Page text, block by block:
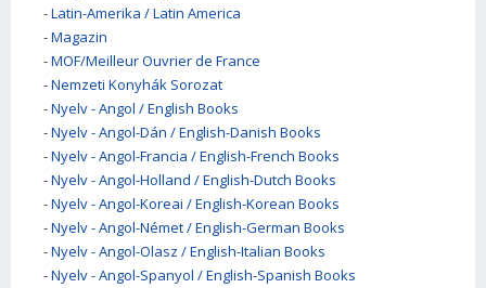
-Latin-Amerika / Latin America
-Magazin
-MOF/Meilleur Ouvrier de France
-Nemzeti Konyhák Sorozat
-Nyelv - Angol / English Books
-Nyelv - Angol-Dán / English-Danish Books
-Nyelv - Angol-Francia / English-French Books
-Nyelv - Angol-Holland / English-Dutch Books
-Nyelv - Angol-Koreai / English-Korean Books
-Nyelv - Angol-Német / English-German Books
-Nyelv - Angol-Olasz / English-Italian Books
-Nyelv - Angol-Spanyol / English-Spanish Books